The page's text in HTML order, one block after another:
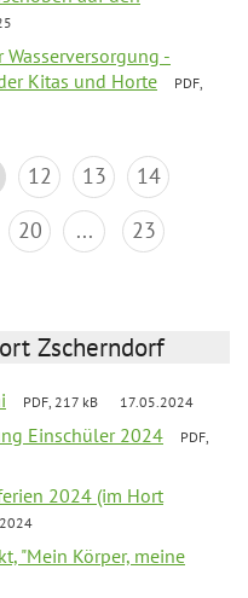
-
Kitas und Horte
PDF,
12 13
14
20 ... 23
Zscherndorf
PDF, 217 kB 17.05.2024
Einschüler 2024
PDF,
2024 (im Hort
"Mein Körper, meine